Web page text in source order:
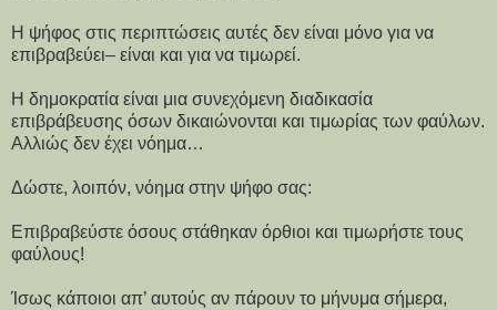
Η ψήφος στις περιπτώσεις αυτές δεν είναι μόνο για να
επιβραβεύει– είναι και για να τιμωρεί.
Η δημοκρατία είναι μια συνεχόμενη διαδικασία
επιβράβευσης όσων δικαιώνονται και τιμωρίας των φαύλων.
Αλλιώς δεν έχει νόημα…
Δώστε, λοιπόν, νόημα στην ψήφο σας:
Επιβραβεύστε όσους στάθηκαν όρθιοι και τιμωρήστε τους
φαύλους!
Ίσως κάποιοι απ’ αυτούς αν πάρουν το μήνυμα σήμερα,